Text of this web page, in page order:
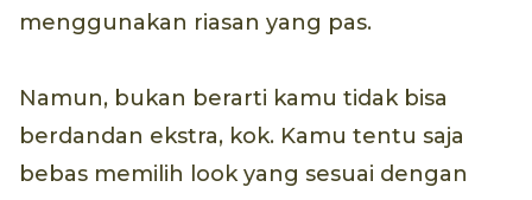
menggunakan riasan yang pas.
Namun, bukan berarti kamu tidak bisa
berdandan ekstra, kok. Kamu tentu saja
bebas memilih look yang sesuai dengan